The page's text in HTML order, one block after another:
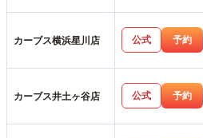
カーブス横浜星川店 公式 予約
カーブス井土ヶ谷店 公式 予約